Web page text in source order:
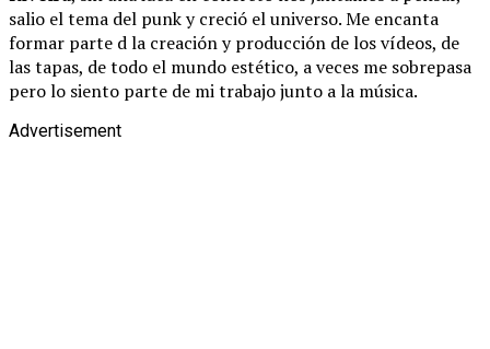
salio el tema del punk y creció el universo. Me encanta
formar parte d la creación y producción de los vídeos, de
las tapas, de todo el mundo estético, a veces me sobrepasa
pero lo siento parte de mi trabajo junto a la música.
Advertisement